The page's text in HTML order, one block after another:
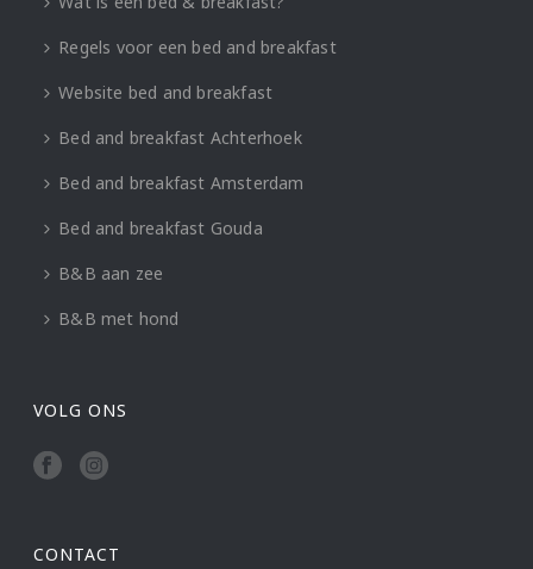
Regels voor een bed and breakfast
Website bed and breakfast
Bed and breakfast Achterhoek
Bed and breakfast Amsterdam
Bed and breakfast Gouda
B&B aan zee
B&B met hond
VOLG ONS
CONTACT